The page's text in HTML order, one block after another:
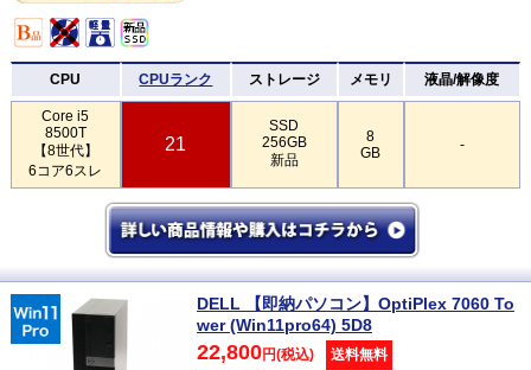
CPU CPUランク ストレージ メモリ 液晶/解像度
Core i5
8500T
【8世代】
6コア6スレ
21
SSD
256GB
新品
8
GB
-
DELL 【即納パソコン】OptiPlex 7060 To
wer (Win11pro64) 5D8
22,800円(税込) 送料無料